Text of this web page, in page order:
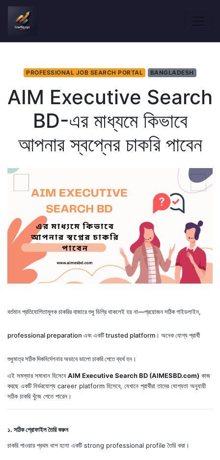
PROFESSIONAL JOB SEARCH PORTAL BANGLADESH
AIM Executive Search
BD-এর মাধ্যমে কিভাবে
আপনার স্বপ্নের চাকরি পাবেন
বর্তমান প্রতিযোগিতামূলক চাকরির বাজারে শুধু ডিগ্রি থাকলেই হয় না—প্রয়োজন সঠিক গাইডলাইন,
professional preparation এবং একটি trusted platform। অনেক যোগ্য প্রার্থী
শুধুমাত্র সঠিক দিকনির্দেশনার অভাবে ভালো চাকরি পেতে ব্যর্থ হন।
এই সমস্যার সমাধান হিসেবে AIM Executive Search BD (AIMESBD.com) কাজ
করছে একটি নির্ভরযোগ্য career platform হিসেবে, যেখানে প্রার্থীরা তাদের যোগ্যতা অনুযায়ী
সঠিক চাকরি খুঁজে পেতে পারেন।
১. সঠিক প্রোফাইল তৈরি করুন
চাকরি পাওয়ার প্রথম ধাপ হলো একটি strong professional profile তৈরি করা।